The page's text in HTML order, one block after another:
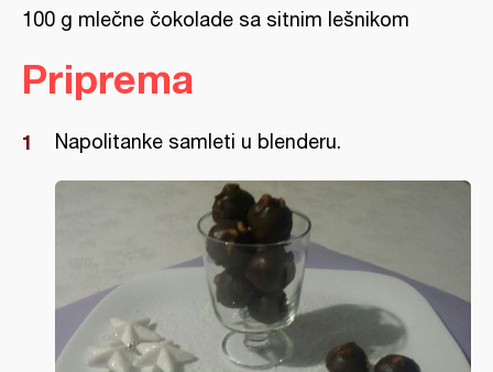
100 g mlečne čokolade sa sitnim lešnikom
Priprema
Napolitanke samleti u blenderu.